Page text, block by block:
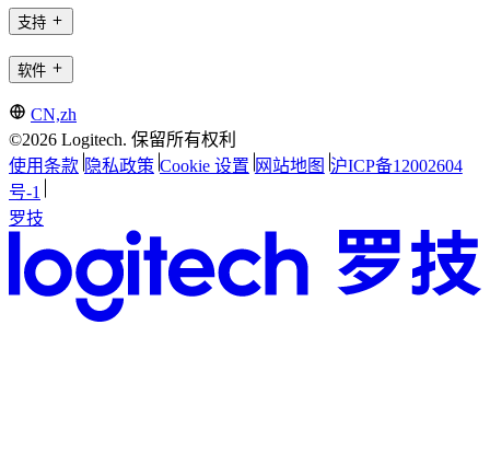
支持
软件
CN,zh
©2026 Logitech. 保留所有权利
使用条款 隐私政策 Cookie 设置 网站地图 沪ICP备12002604
号-1
罗技